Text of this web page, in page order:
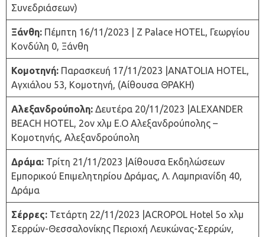
Συνεδριάσεων)
Ξάνθη: Πέμπτη 16/11/2023 | Z Palace HOTEL, Γεωργίου
Κονδύλη 0, Ξάνθη
Κομοτηνή: Παρασκευή 17/11/2023 |ANATOLIA HOTEL,
Αγχιάλου 53, Κομοτηνή, (Αίθουσα ΘΡΑΚΗ)
Αλεξανδρούπολη: Δευτέρα 20/11/2023 |ALEXANDER
BEACH HOTEL, 2ον χλμ Ε.Ο Αλεξανδρούπολης –
Κομοτηνής, Αλεξανδρούπολη
Δράμα: Τρίτη 21/11/2023 |Αίθουσα Εκδηλώσεων
Εμπορικού Επιμελητηρίου Δράμας, Λ. Λαμπριανίδη 40,
Δράμα
Σέρρες: Τετάρτη 22/11/2023 |ACROPOL Hotel 5o χλμ
Σερρών-Θεσσαλονίκης Περιοχή Λευκώνας-Σερρών,